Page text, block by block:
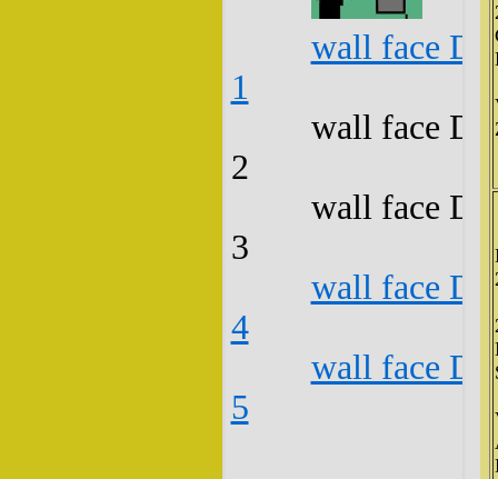
wall face
1
wall face
2
wall face
3
wall face
4
wall face
5